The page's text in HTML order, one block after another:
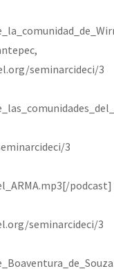
seminarcideci/3
3
podcast]
seminarcideci/3